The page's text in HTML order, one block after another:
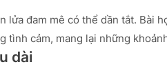
lửa đam mê có thể dần tắt. Bài
tình cảm, mang lại những
dài